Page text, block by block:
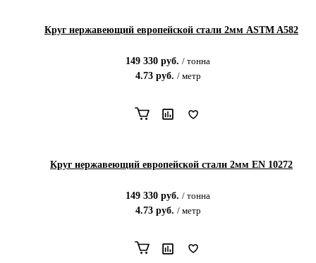
Круг нержавеющий европейской стали 2мм ASTM A582
149 330 руб. / тонна
4.73руб. / метр
Круг нержавеющий европейской стали 2мм EN 10272
149 330 руб. / тонна
4.73руб. / метр